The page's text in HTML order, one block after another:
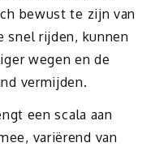
bewust te zijn van
snel rijden, kunnen
wegen en de
vermijden.
een scala aan
variërend van